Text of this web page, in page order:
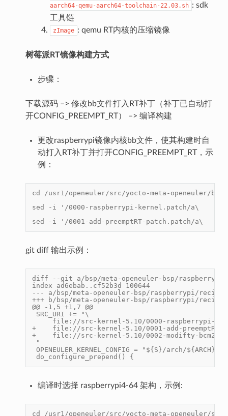
aarch64-qemu-aarch64-toolchain-22.03.sh : sdk
工具链
zImage : qemu RT内核的压缩镜像
树莓派RT镜像构建方式
步骤：
下载源码 –> 修改bb文件打入RT补丁（补丁已自动打
开CONFIG_PREEMPT_RT） –> 编译构建
更改raspberrypi镜像内核bb文件，使其构建时自
动打入RT补丁并打开CONFIG_PREEMPT_RT，示
例：
cd /usr1/openeuler/src/yocto-meta-openeuler/
sed -i '/0000-raspberrypi-kernel.patch/a\
sed -i '/0001-add-preemptRT-patch.patch/a\
git diff 输出示例：
diff --git a/bsp/meta-openeuler-bsp/raspberrypi/
index ad6ebab..cf52b3d 100644
--- a/bsp/meta-openeuler-bsp/raspberrypi/
+++ b/bsp/meta-openeuler-bsp/raspberrypi/
@@ -1,5 +1,7 @@
SRC_URI += "\
file://src-kernel-5.10/0000-raspberrypi-
+    file://src-kernel-5.10/0001-add-preemptRT-
+    file://src-kernel-5.10/0002-modifty-
"
OPENEULER_KERNEL_CONFIG = "${S}/arch/
do_configure_prepend() {
编译时选择 raspberrypi4-64 架构，示例:
cd /usr1/openeuler/src/yocto-meta-openeuler/